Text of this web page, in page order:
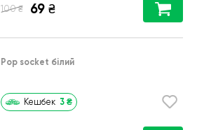
100 ₴ 69 ₴
Pop socket білий
Кешбек 3 ₴